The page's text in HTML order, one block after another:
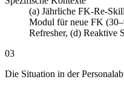
(a) Jährliche FK-Re-
Modul für neue FK
Refresher, (d) Reaktive
03
Die Situation in der